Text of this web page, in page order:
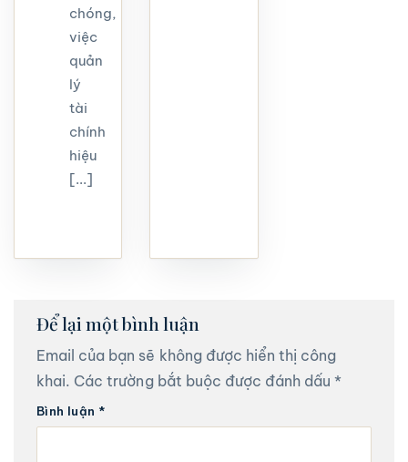
chóng,
việc
quản
lý
tài
chính
hiệu
[...]
Để lại một bình luận
Email của bạn sẽ không được hiển thị công
khai. Các trường bắt buộc được đánh dấu*
Bình luận *